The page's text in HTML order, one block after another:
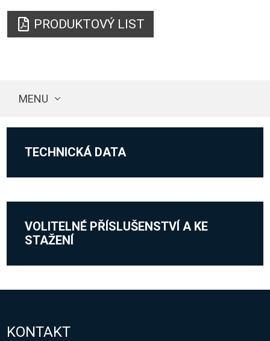
PRODUKTOVÝ LIST
MENU
TECHNICKÁ DATA
VOLITELNÉ PŘÍSLUŠENSTVÍ A KE
STAŽENÍ
KONTAKT